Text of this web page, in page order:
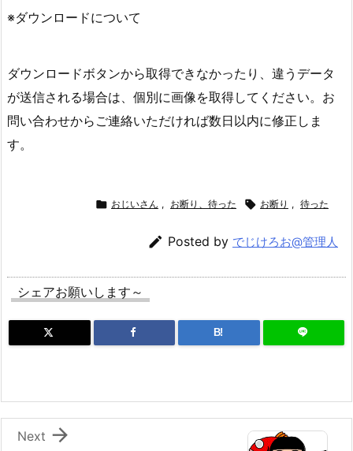
※ダウンロードについて
ダウンロードボタンから取得できなかったり、違うデータ
が送信される場合は、個別に画像を取得してください。お
問い合わせからご連絡いただければ数日以内に修正しま
す。
 おじいさん , お断り、待った  お断り , 待った
 Posted by でじけろお@管理人
シェアお願いします～
B!

Next